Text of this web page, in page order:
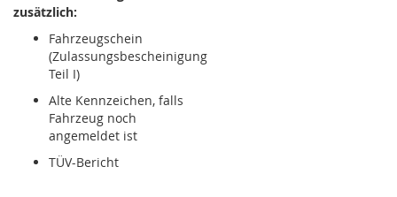
zusätzlich:
Fahrzeugschein
(Zulassungsbescheinigung
Teil I)
Alte Kennzeichen, falls
Fahrzeug noch
angemeldet ist
TÜV-Bericht